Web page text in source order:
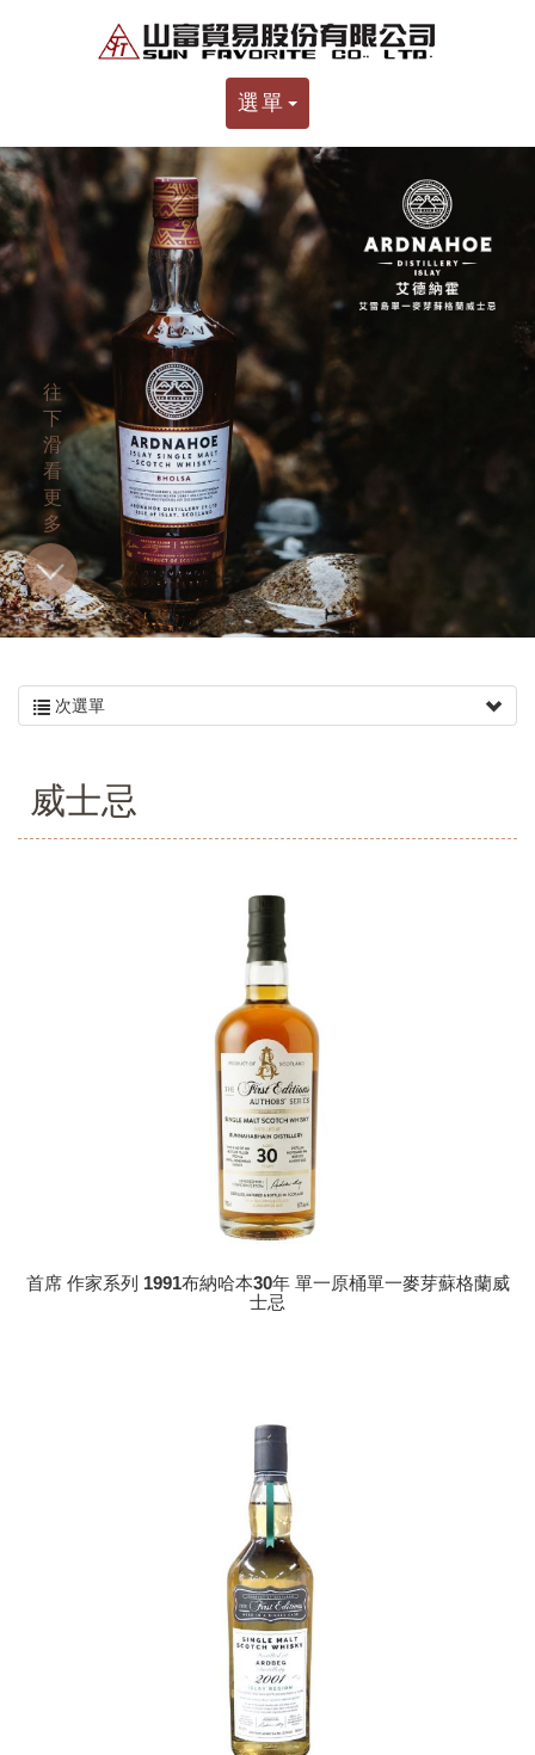
選單
往
下
滑
看
更
多
次選單
威士忌
首席 作家系列 1991布納哈本30年 單一原桶單一麥芽蘇格蘭威
士忌